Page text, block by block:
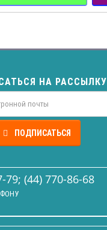
НА РАССЫЛКУ
ПОДПИСАТЬСЯ
79; (44) 770-86-68